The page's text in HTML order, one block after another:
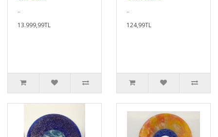
..
13.999,99TL
..
124,99TL